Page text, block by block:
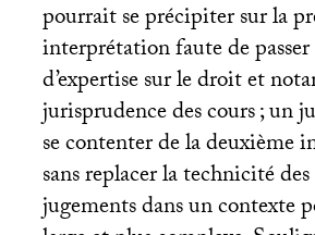
pourrait se précipiter sur la
interprétation faute de
d’expertise sur le droit et
jurisprudence des cours; un
se contenter de la deuxième
sans replacer la technicité
jugements dans un contexte